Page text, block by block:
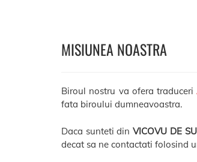
MISIUNEA NOASTRA
Biroul nostru va ofera traduceri
fata biroului dumneavoastra.
Daca sunteti dinVICOVU DE
decat sa ne contactati folosind